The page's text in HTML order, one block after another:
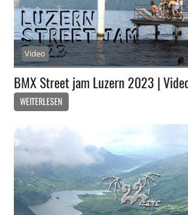
Video
BMX Street jam Luzern 2023 |
WEITERLESEN